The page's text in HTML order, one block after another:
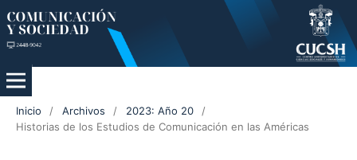
Inicio / Archivos / 2023: Año 20
/
Historias de los Estudios de Comunicación en las Américas